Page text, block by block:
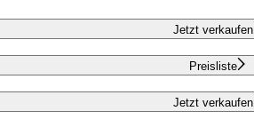
Jetzt verkaufen
Preisliste
Jetzt verkaufen